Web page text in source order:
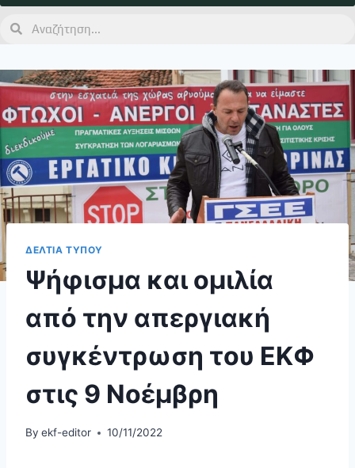
ΔΕΛΤΙΑ ΤΥΠΟΥ
Ψήφισμα και ομιλία
από την απεργιακή
συγκέντρωση του ΕΚΦ
στις 9 Νοέμβρη
By ekf-editor 10/11/2022